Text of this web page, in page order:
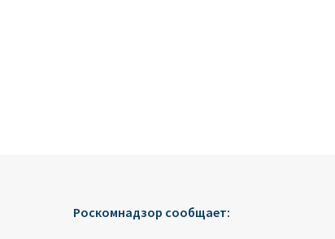
Роскомнадзор сообщает: